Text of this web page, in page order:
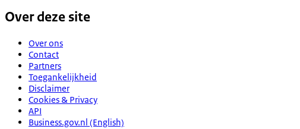
Over deze site
Over ons
Contact
Partners
Toegankelijkheid
Disclaimer
Cookies & Privacy
API
Business.gov.nl (English)